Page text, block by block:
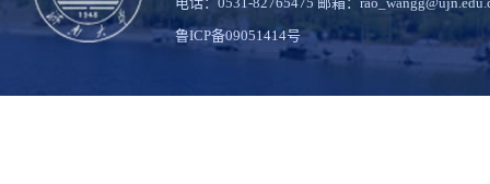
鲁ICP备09051414号